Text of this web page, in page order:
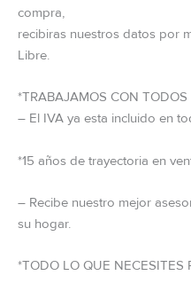
compra,
recibiras nuestros datos por
Libre.
*TRABAJAMOS CON
– El IVA ya esta incluido en
*15 años de trayectoria en
– Recibe nuestro mejor
su hogar.
*TODO LO QUE NECESITES